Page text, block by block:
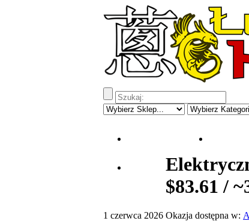
Strona Główna
$83.61 /
1 czerwca 2026 Okazja dostępna w: